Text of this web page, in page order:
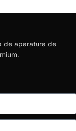
de aparatura de